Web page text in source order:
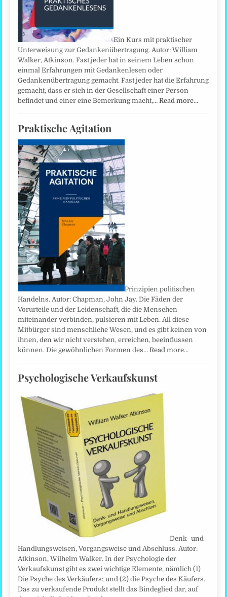
Ein Kurs mit praktischer
Unterweisung zur Gedankenübertragung. Autor: William
Walker, Atkinson. Fast jeder hat in seinem Leben schon
einmal Erfahrungen mit Gedankenlesen oder
Gedankenübertragung gemacht. Fast jeder hat die Erfahrung
gemacht, dass er sich in der Gesellschaft einer Person
befindet und einer eine Bemerkung macht,…Read more…
Praktische Agitation
Prinzipien politischen
Handelns. Autor: Chapman, John Jay. Die Fäden der
Vorurteile und der Leidenschaft, die die Menschen
miteinander verbinden, pulsieren mit Leben. All diese
Mitbürger sind menschliche Wesen, und es gibt keinen von
ihnen, den wir nicht verstehen, erreichen, beeinflussen
können. Die gewöhnlichen Formen des…Read more…
Psychologische Verkaufskunst
Denk- und
Handlungsweisen, Vorgangsweise und Abschluss. Autor:
Atkinson, Wilhelm Walker. In der Psychologie der
Verkaufskunst gibt es zwei wichtige Elemente, nämlich (1)
Die Psyche des Verkäufers; und (2) die Psyche des Käufers.
Das zu verkaufende Produkt stellt das Bindeglied dar, auf